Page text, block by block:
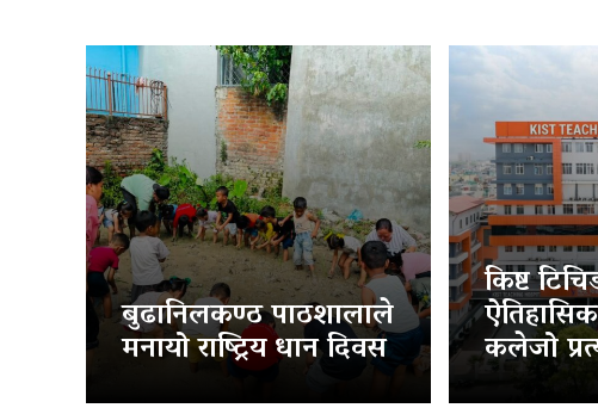
बुढानिलकण्ठ पाठशालाले
मनायो राष्ट्रिय धान दिवस
किष्ट
कलेजो